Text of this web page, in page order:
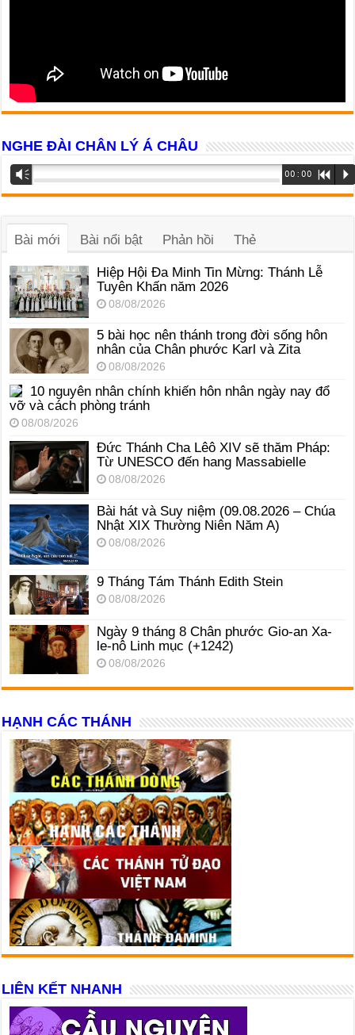
NGHE ĐÀI CHÂN LÝ Á CHÂU
Trình
phát
âm
Vm 00:00 R P
Bài mới Bài nổi bật Phản hồi Thẻ
Hiệp Hội Đa Minh Tin Mừng: Thánh Lễ
Tuyên Khấn năm 2026
08/08/2026
5 bài học nên thánh trong đời sống hôn
nhân của Chân phước Karl và Zita
08/08/2026
10 nguyên nhân chính khiến hôn nhân ngày nay đổ
vỡ và cách phòng tránh
08/08/2026
Đức Thánh Cha Lêô XIV sẽ thăm Pháp:
Từ UNESCO đến hang Massabielle
08/08/2026
Bài hát và Suy niệm (09.08.2026 – Chúa
Nhật XIX Thường Niên Năm A)
08/08/2026
9 Tháng Tám Thánh Edith Stein
08/08/2026
Ngày 9 tháng 8 Chân phước Gio-an Xa-
le-nô Linh mục (+1242)
08/08/2026
HẠNH CÁC THÁNH
LIÊN KẾT NHANH